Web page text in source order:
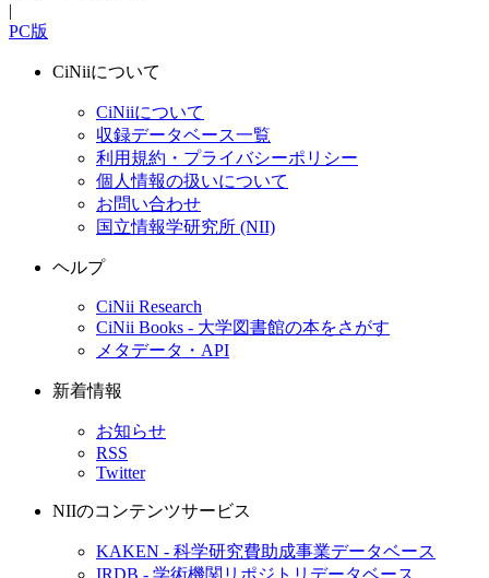
|
PC版
CiNiiについて
CiNiiについて
収録データベース一覧
利用規約・プライバシーポリシー
個人情報の扱いについて
お問い合わせ
国立情報学研究所 (NII)
ヘルプ
CiNii Research
CiNii Books - 大学図書館の本をさがす
メタデータ・API
新着情報
お知らせ
RSS
Twitter
NIIのコンテンツサービス
KAKEN - 科学研究費助成事業データベース